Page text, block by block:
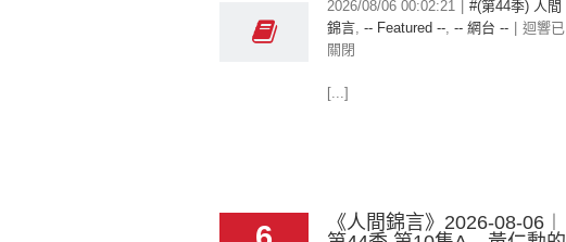
2026/08/06 00:02:21
#(第44季) 人間
錦言, -- Featured --, -- 網台 --
迴響已
關閉
[...]
《人間錦言》2026-08-06︱